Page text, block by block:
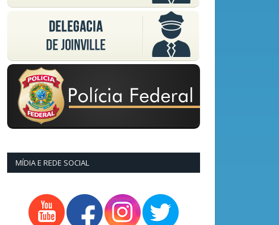
MÍDIA E REDE SOCIAL